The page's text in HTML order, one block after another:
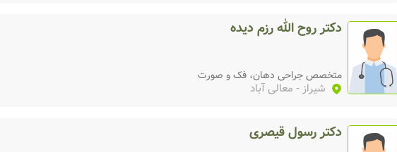
دکتر روح الله رزم دیده
متخصص جراحی دهان، فک و صورت
شیراز- معالی آباد
دکتر رسول قیصری